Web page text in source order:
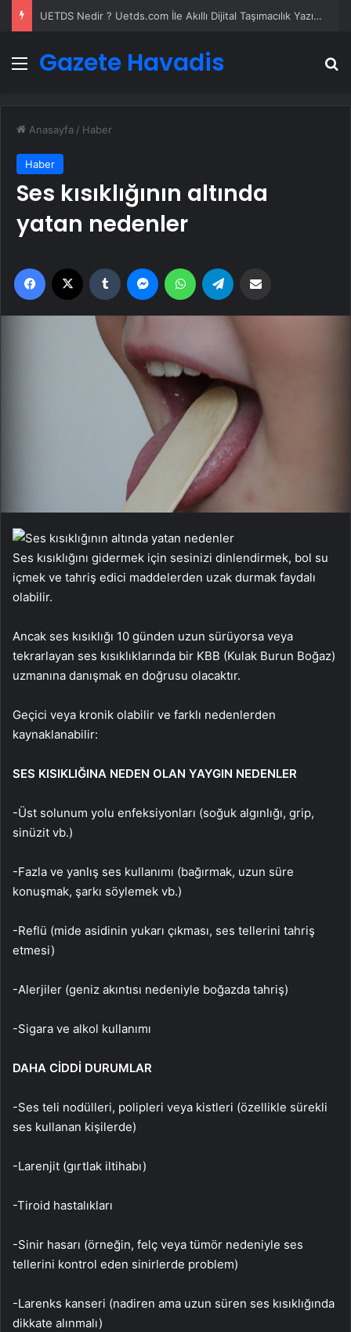
UETDS Nedir ? Uetds.com İle Akıllı Dijital Taşımacılık Yazılımı
Menü
Gazete Havadis
Anasayfa / Haber
Haber
Ses kısıklığının altında
yatan nedenler
Facebook Tumblr MessengerWhatsApp
Ses kısıklığını gidermek için sesinizi dinlendirmek, bol su
içmek ve tahriş edici maddelerden uzak durmak faydalı
olabilir.
Ancak ses kısıklığı 10 günden uzun sürüyorsa veya
tekrarlayan ses kısıklıklarında bir KBB (Kulak Burun Boğaz)
uzmanına danışmak en doğrusu olacaktır.
Geçici veya kronik olabilir ve farklı nedenlerden
kaynaklanabilir:
SES KISIKLIĞINA NEDEN OLAN YAYGIN NEDENLER
-Üst solunum yolu enfeksiyonları (soğuk algınlığı, grip,
sinüzit vb.)
-Fazla ve yanlış ses kullanımı (bağırmak, uzun süre
konuşmak, şarkı söylemek vb.)
-Reflü (mide asidinin yukarı çıkması, ses tellerini tahriş
etmesi)
-Alerjiler (geniz akıntısı nedeniyle boğazda tahriş)
-Sigara ve alkol kullanımı
DAHA CİDDİ DURUMLAR
-Ses teli nodülleri, polipleri veya kistleri (özellikle sürekli
ses kullanan kişilerde)
-Larenjit (gırtlak iltihabı)
-Tiroid hastalıkları
-Sinir hasarı (örneğin, felç veya tümör nedeniyle ses
tellerini kontrol eden sinirlerde problem)
-Larenks kanseri (nadiren ama uzun süren ses kısıklığında
dikkate alınmalı)